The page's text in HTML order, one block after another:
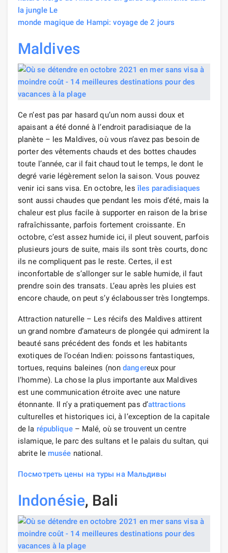
la jungle Le
monde magique de Hampi: voyage de 2 jours
Maldives
Ce n’est pas par hasard qu’un nom aussi doux et
apaisant a été donné à l’endroit paradisiaque de la
planète – les Maldives, où vous n’avez pas besoin de
porter des vêtements chauds et des bottes chaudes
toute l’année, car il fait chaud tout le temps, le dont le
degré varie légèrement selon la saison. Vous pouvez
venir ici sans visa. En octobre, lesîles paradisiaques
sont aussi chaudes que pendant les mois d’été, mais la
chaleur est plus facile à supporter en raison de la brise
rafraîchissante, parfois fortement croissante. En
octobre, c’est assez humide ici, il pleut souvent, parfois
plusieurs jours de suite, mais ils sont très courts, donc
ils ne compliquent pas le reste. Certes, il est
inconfortable de s’allonger sur le sable humide, il faut
prendre soin des transats. L’eau après les pluies est
encore chaude, on peut s’y éclabousser très longtemps.
Attraction naturelle – Les récifs des Maldives attirent
un grand nombre d’amateurs de plongée qui admirent la
beauté sans précédent des fonds et les habitants
exotiques de l’océan Indien: poissons fantastiques,
tortues, requins baleines (nondangereux pour
l’homme). La chose la plus importante aux Maldives
est une communication étroite avec une nature
étonnante. Il n’y a pratiquement pas d’attractions
culturelles et historiques ici, à l’exception de la capitale
de la république– Malé, où se trouvent un centre
islamique, le parc des sultans et le palais du sultan, qui
abrite le musée national.
Посмотреть цены на туры на Мальдивы
Indonésie, Bali